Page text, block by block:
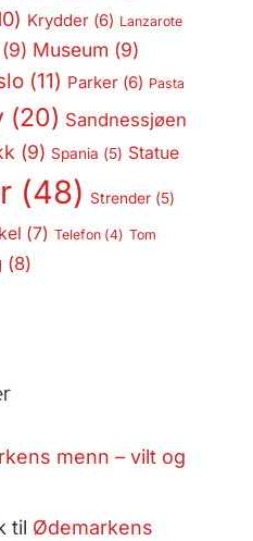
Krydder(6) Lanzarote
Museum (9)
(11) Parker(6) Pasta
(20) Sandnessjøen
(9) Spania (5) Statue
(48) Strender(5)
(7) Telefon(4) Tom
(8)
menn – vilt og
til Ødemarkens